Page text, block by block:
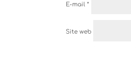
E-mail*
Site web